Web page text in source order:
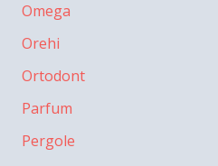
Omega
Orehi
Ortodont
Parfum
Pergole